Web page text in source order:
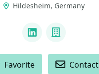
Hildesheim, Germany
LinkedInCompany
Favorite Contact